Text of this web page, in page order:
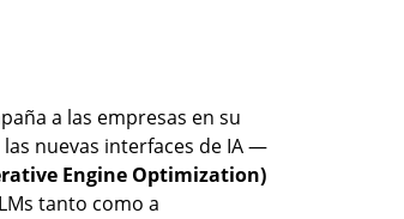
a las empresas en su
nuevas interfaces de IA —
Engine Optimization)
tanto como a